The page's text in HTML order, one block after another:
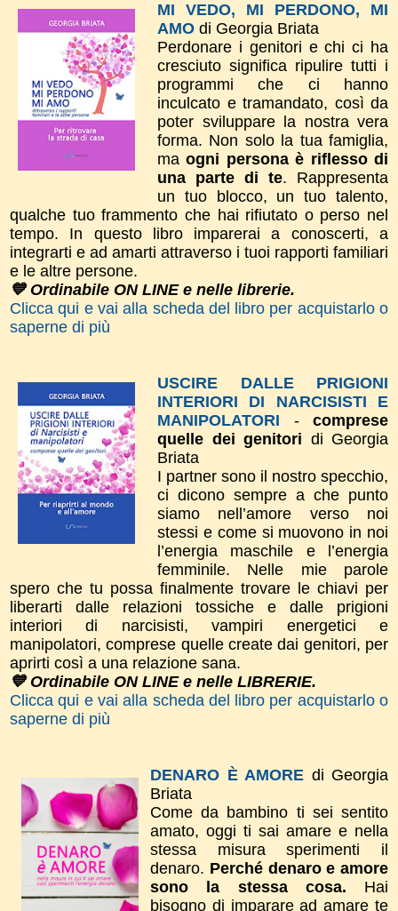
MI VEDO, MI PERDONO, MI
AMO di Georgia Briata
Perdonare i genitori e chi ci ha
cresciuto significa ripulire tutti i
programmi che ci hanno
inculcato e tramandato, così da
poter sviluppare la nostra vera
forma. Non solo la tuafamiglia,
maogni persona è riflesso di
una parte di te. Rappresenta
un tuo blocco, un tuo talento,
qualche tuo frammento che hai rifiutato o perso nel
tempo.
In questo libro imparerai a conoscerti, a
integrarti e ad amarti attraverso i tuoi rapporti familiari
e le altre persone.
💙 Ordinabile ON LINE e nelle librerie.
Clicca qui e vai alla scheda del libro per acquistarlo o
saperne di più
USCIRE DALLE PRIGIONI
INTERIORI DI NARCISISTI E
MANIPOLATORI
- comprese
quelle dei genitori di Georgia
Briata
I partner sono il nostro specchio,
ci dicono sempre a che punto
siamo nell’amore verso noi
stessi e come si muovono in noi
l’energia maschile e l’energia
femminile. Nelle mie parole
spero che tu possa finalmente trovare le chiavi per
liberarti dalle relazioni tossiche e dalle prigioni
interiori di narcisisti, vampiri energetici e
manipolatori, comprese quelle create dai genitori, per
aprirti così a una relazione sana.
💙 Ordinabile ON LINE e nelle LIBRERIE.
Clicca qui e vai alla scheda del libro per acquistarlo o
saperne di più
DENARO È AMORE di Georgia
Briata
Come da bambino ti sei sentito
amato, oggi ti sai amare e nella
stessa misura sperimenti il
denaro. Perché denaro e amore
sono la stessa cosa. Hai
bisogno di imparare ad amare te